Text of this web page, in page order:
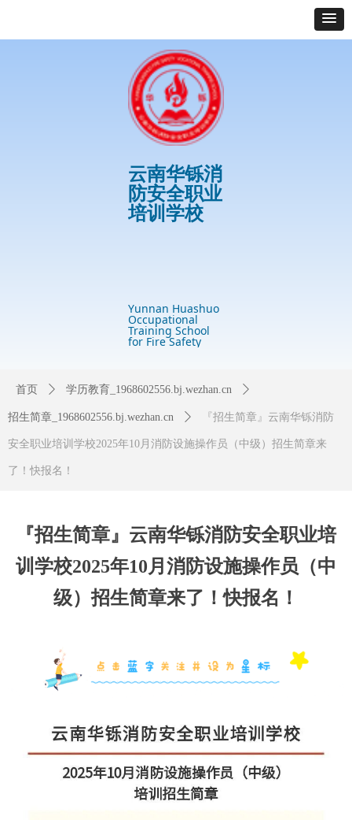
Yunnan Huashuo
Occupational
Training School
for Fire Safety
云南华铄消
防安全职业
培训学校
首页 ꄲ 学历教育_1968602556.bj.wezhan.cn ꄲ
招生简章_1968602556.bj.wezhan.cn ꄲ 『招生简章』云南华铄消防
安全职业培训学校2025年10月消防设施操作员（中级）招生简章来
了！快报名！
『招生简章』云南华铄消防安全职业培
训学校2025年10月消防设施操作员（中
级）招生简章来了！快报名！